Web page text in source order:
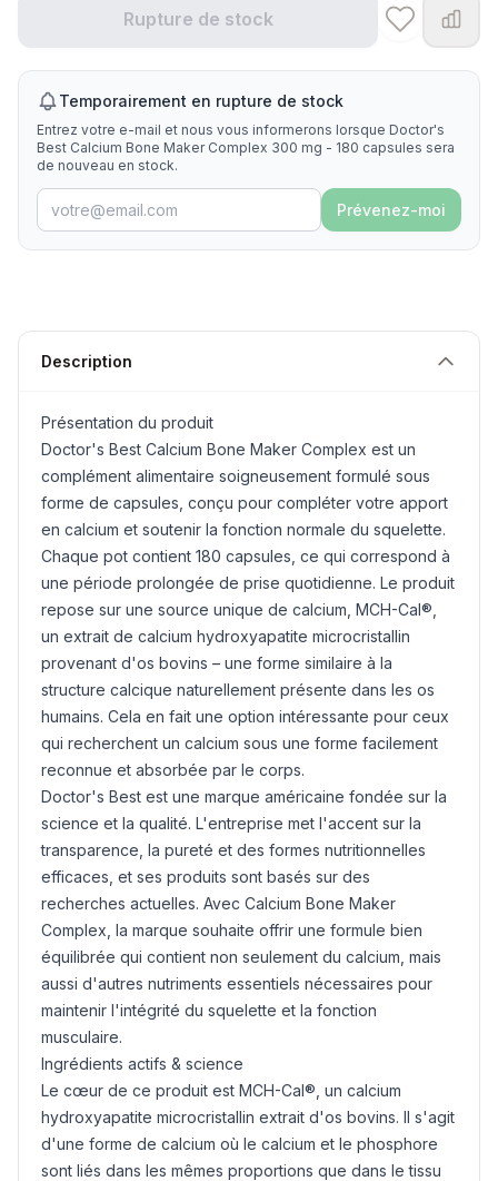
Rupture de stock
Temporairement en rupture de stock
Entrez votre e-mail et nous vous informerons lorsque Doctor's
Best Calcium Bone Maker Complex 300 mg - 180 capsules sera
de nouveau en stock.
Prévenez-moi
Description
Présentation du produit
Doctor's Best Calcium Bone Maker Complex est un
complément alimentaire soigneusement formulé sous
forme de capsules, conçu pour compléter votre apport
en calcium et soutenir la fonction normale du squelette.
Chaque pot contient 180 capsules, ce qui correspond à
une période prolongée de prise quotidienne. Le produit
repose sur une source unique de calcium, MCH-Cal®,
un extrait de calcium hydroxyapatite microcristallin
provenant d'os bovins – une forme similaire à la
structure calcique naturellement présente dans les os
humains. Cela en fait une option intéressante pour ceux
qui recherchent un calcium sous une forme facilement
reconnue et absorbée par le corps.
Doctor's Best est une marque américaine fondée sur la
science et la qualité. L'entreprise met l'accent sur la
transparence, la pureté et des formes nutritionnelles
efficaces, et ses produits sont basés sur des
recherches actuelles. Avec Calcium Bone Maker
Complex, la marque souhaite offrir une formule bien
équilibrée qui contient non seulement du calcium, mais
aussi d'autres nutriments essentiels nécessaires pour
maintenir l'intégrité du squelette et la fonction
musculaire.
Ingrédients actifs & science
Le cœur de ce produit est MCH-Cal®, un calcium
hydroxyapatite microcristallin extrait d'os bovins. Il s'agit
d'une forme de calcium où le calcium et le phosphore
sont liés dans les mêmes proportions que dans le tissu